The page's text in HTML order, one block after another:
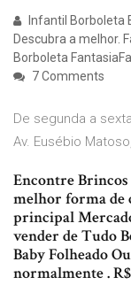
Infantil Borboleta
Descubra a melhor.
Borboleta
7 Comments
De segunda a
Av. Eusébio
Encontre
melhor forma de
principal
vender de Tudo
Baby Folheado
normalmente .